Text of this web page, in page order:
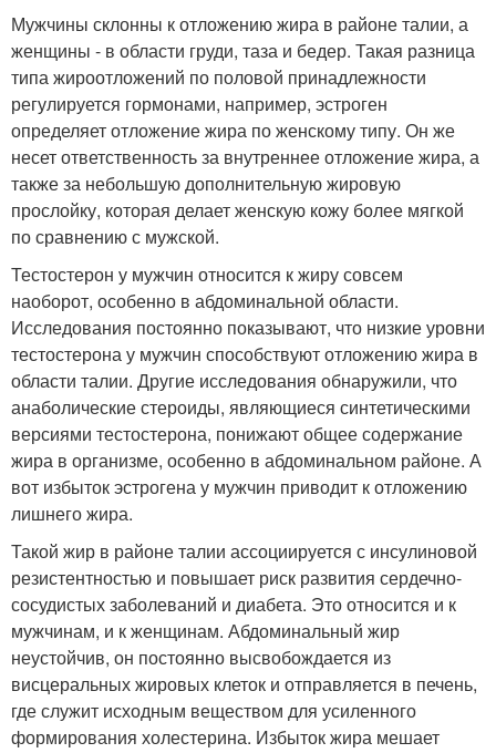
Мужчины склонны к отложению жира в районе талии, а
женщины - в области груди, таза и бедер. Такая разница
типа жироотложений по половой принадлежности
регулируется гормонами, например, эстроген
определяет отложение жира по женскому типу. Он же
несет ответственность за внутреннее отложение жира, а
также за небольшую дополнительную жировую
прослойку, которая делает женскую кожу более мягкой
по сравнению с мужской.
Тестостерон у мужчин относится к жиру совсем
наоборот, особенно в абдоминальной области.
Исследования постоянно показывают, что низкие уровни
тестостерона у мужчин способствуют отложению жира в
области талии. Другие исследования обнаружили, что
анаболические стероиды, являющиеся синтетическими
версиями тестостерона, понижают общее содержание
жира в организме, особенно в абдоминальном районе. А
вот избыток эстрогена у мужчин приводит к отложению
лишнего жира.
Такой жир в районе талии ассоциируется с инсулиновой
резистентностью и повышает риск развития сердечно-
сосудистых заболеваний и диабета. Это относится и к
мужчинам, и к женщинам. Абдоминальный жир
неустойчив, он постоянно высвобождается из
висцеральных жировых клеток и отправляется в печень,
где служит исходным веществом для усиленного
формирования холестерина. Избыток жира мешает